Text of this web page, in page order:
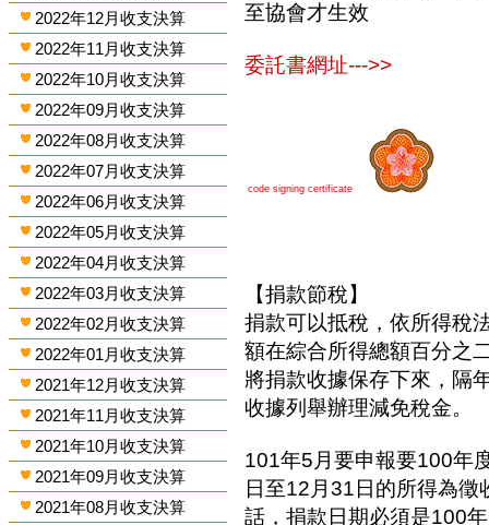
2022年12月收支決算
2022年11月收支決算
2022年10月收支決算
2022年09月收支決算
2022年08月收支決算
2022年07月收支決算
2022年06月收支決算
2022年05月收支決算
2022年04月收支決算
2022年03月收支決算
2022年02月收支決算
2022年01月收支決算
2021年12月收支決算
2021年11月收支決算
2021年10月收支決算
2021年09月收支決算
2021年08月收支決算
至協會才生效
委託書網址--->>
code signing certificate
【捐款節稅】
捐款可以抵稅，依所得稅
額在綜合所得總額百分之
將捐款收據保存下來，隔
收據列舉辦理減免稅金。
101年5月要申報要100年
日至12月31日的所得為
話，捐款日期必須是100